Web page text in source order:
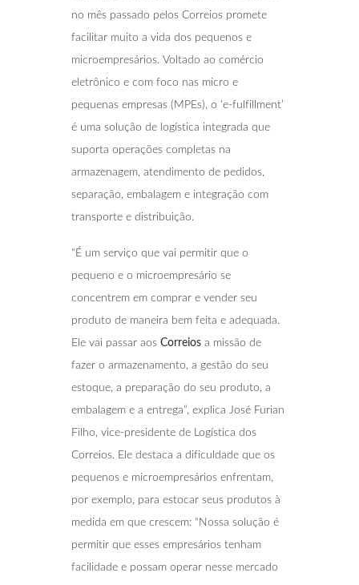
no mês passado pelos Correios promete
facilitar muito a vida dos pequenos e
microempresários. Voltado ao comércio
eletrônico e com foco nas micro e
pequenas empresas (MPEs), o ‘e-fulfillment’
é uma solução de logística integrada que
suporta operações completas na
armazenagem, atendimento de pedidos,
separação, embalagem e integração com
transporte e distribuição.
“É um serviço que vai permitir que o
pequeno e o microempresário se
concentrem em comprar e vender seu
produto de maneira bem feita e adequada.
Ele vai passar aos Correios a missão de
fazer o armazenamento, a gestão do seu
estoque, a preparação do seu produto, a
embalagem e a entrega”, explica José Furian
Filho, vice-presidente de Logística dos
Correios. Ele destaca a dificuldade que os
pequenos e microempresários enfrentam,
por exemplo, para estocar seus produtos à
medida em que crescem: “Nossa solução é
permitir que esses empresários tenham
facilidade e possam operar nesse mercado